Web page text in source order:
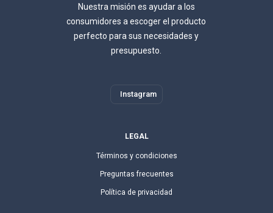
Nuestra misión es ayudar a los
consumidores a escoger el producto
perfecto para sus necesidades y
presupuesto.
Instagram
LEGAL
Términos y condiciones
Preguntas frecuentes
Política de privacidad